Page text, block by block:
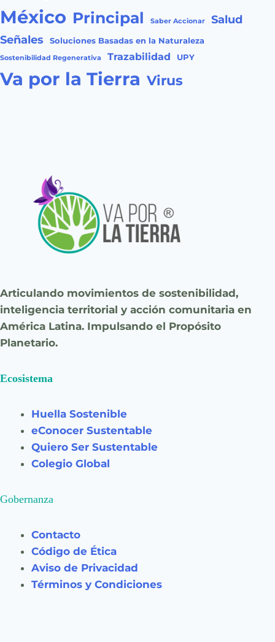
México Principal Saber Accionar Salud
Señales Soluciones Basadas en la Naturaleza
Sostenibilidad Regenerativa Trazabilidad UPY
Va por la Tierra Virus
Articulando movimientos de sostenibilidad,
inteligencia territorial y acción comunitaria en
América Latina. Impulsando el Propósito
Planetario.
Ecosistema
Huella Sostenible
eConocer Sustentable
Quiero Ser Sustentable
Colegio Global
Gobernanza
Contacto
Código de Ética
Aviso de Privacidad
Términos y Condiciones